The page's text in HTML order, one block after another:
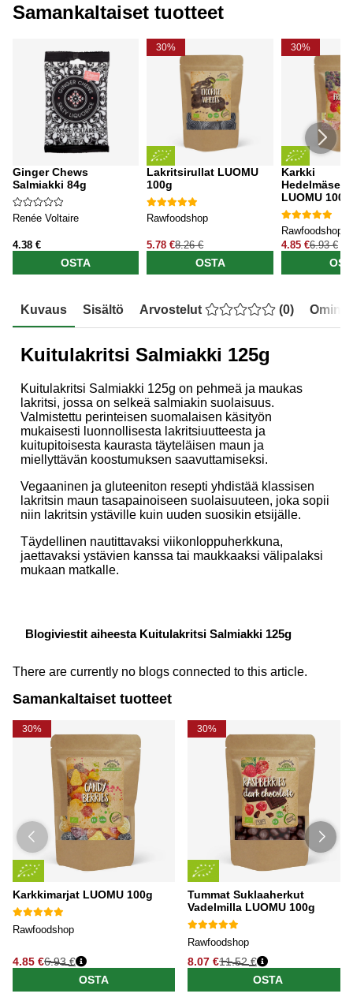
Samankaltaiset tuotteet
Ginger Chews
Salmiakki 84g
Renée Voltaire
4.38 €
OSTA
30%
Lakritsirullat LUOMU
100g
Rawfoodshop
5.78 €8.26 €
OSTA
30%
Karkki
LUOMU 100g
Rawfoodshop
4.85 €6.93 €
Kuvaus Sisältö Arvostelut (0)
Kuitulakritsi Salmiakki 125g
Kuitulakritsi Salmiakki 125g on pehmeä ja maukas
lakritsi, jossa on selkeä salmiakin suolaisuus.
Valmistettu perinteisen suomalaisen käsityön
mukaisesti luonnollisesta lakritsiuutteesta ja
kuitupitoisesta kaurasta täyteläisen maun ja
miellyttävän koostumuksen saavuttamiseksi.
Vegaaninen ja gluteeniton resepti yhdistää klassisen
lakritsin maun tasapainoiseen suolaisuuteen, joka sopii
niin lakritsin ystäville kuin uuden suosikin etsijälle.
Täydellinen nautittavaksi viikonloppuherkkuna,
jaettavaksi ystävien kanssa tai maukkaaksi välipalaksi
mukaan matkalle.
Blogiviestit aiheesta Kuitulakritsi Salmiakki 125g
There are currently no blogs connected to this article.
Samankaltaiset tuotteet
30%
Karkkimarjat LUOMU 100g
Rawfoodshop
4.85 €6.93 €
OSTA
30%
Tummat Suklaaherkut
Vadelmilla LUOMU 100g
Rawfoodshop
8.07 €11.52 €
OSTA